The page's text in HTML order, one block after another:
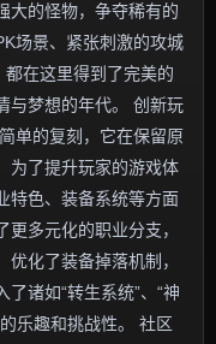
大的怪物，争夺稀有的
场景、紧张刺激的攻城
在这里得到了完美的
与梦想的年代。 创新玩
单的复刻，它在保留原
为了提升玩家的游戏体
特色、装备系统等方面
多元化的职业分支，
化了装备掉落机制，
诸如“转生系统”、“神
乐趣和挑战性。 社区